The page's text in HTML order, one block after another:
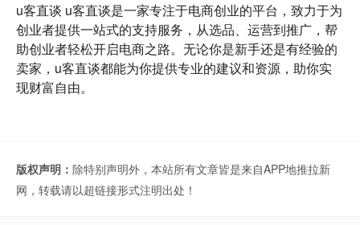
u客直谈 u客直谈是一家专注于电商创业的平台，致力于为
创业者提供一站式的支持服务，从选品、运营到推广，帮
助创业者轻松开启电商之路。无论你是新手还是有经验的
卖家，u客直谈都能为你提供专业的建议和资源，助你实
现财富自由。
版权声明： 除特别声明外，本站所有文章皆是来自APP地推拉新
网，转载请以超链接形式注明出处！